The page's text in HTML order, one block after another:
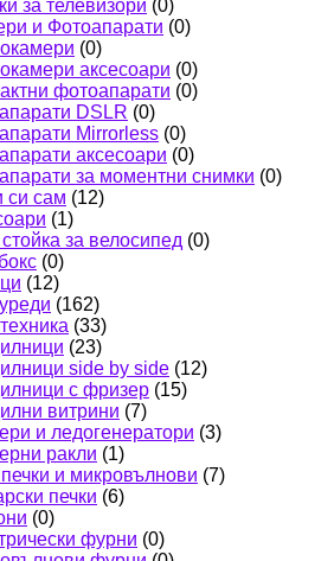
за телевизори (0)
и Фотоапарати (0)
(0)
аксесоари (0)
фотоапарати (0)
DSLR (0)
Mirrorless (0)
аксесоари (0)
за моментни снимки (0)
си сам (12)
(1)
за велосипед (0)
(0)
(12)
(162)
(33)
(23)
side by side (12)
с фризер (15)
витрини (7)
и ледогенератори (3)
ракли (1)
печки и микровълнови (7)
печки (6)
(0)
фурни (0)